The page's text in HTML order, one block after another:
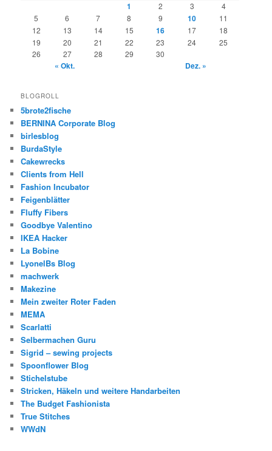
1
2 3
4
5
6 7 8 9 10
11
12
13 14 15 16 17
18
19
20 21 22 23 24
25
26
27 28 29 30
« Okt. Dez. »
BLOGROLL
5brote2fische
BERNINA Corporate Blog
birlesblog
BurdaStyle
Cakewrecks
Clients from Hell
Fashion Incubator
Feigenblätter
Fluffy Fibers
Goodbye Valentino
IKEA Hacker
La Bobine
LyonelBs Blog
machwerk
Makezine
Mein zweiter Roter Faden
MEMA
Scarlatti
Selbermachen Guru
Sigrid – sewing projects
Spoonflower Blog
Stichelstube
Stricken, Häkeln und weitere Handarbeiten
The Budget Fashionista
True Stitches
WWdN